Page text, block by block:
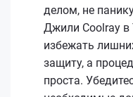
делом, не
Джили Coolray
избежать
защиту, а
проста.